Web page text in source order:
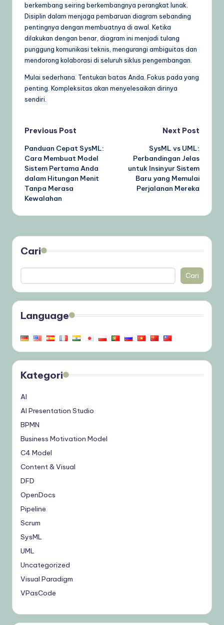
berkembang seiring berkembangnya perangkat lunak.
Disiplin dalam menjaga pembaruan diagram sebanding
pentingnya dengan membuatnya di awal. Ketika
dilakukan dengan benar, diagram ini menjadi tulang
punggung komunikasi teknis, mengurangi ambiguitas dan
mendorong kolaborasi di seluruh siklus pengembangan.
Mulai sederhana. Tentukan batas Anda. Fokus pada yang
penting. Kompleksitas akan menyelesaikan dirinya
sendiri.
Post
navigation
Previous Post
Panduan Cepat SysML:
Cara Membuat Model
Sistem Pertama Anda
dalam Hitungan Menit
Tanpa Merasa
Kewalahan
Next Post
SysML vs UML:
Perbandingan Jelas
untuk Insinyur Sistem
Baru yang Memulai
Perjalanan Mereka
Cari
Cari
Language
Kategori
AI
AI Presentation Studio
BPMN
Business Motivation Model
C4 Model
Content & Visual
DFD
OpenDocs
Pipeline
Scrum
SysML
UML
Uncategorized
Visual Paradigm
VPasCode